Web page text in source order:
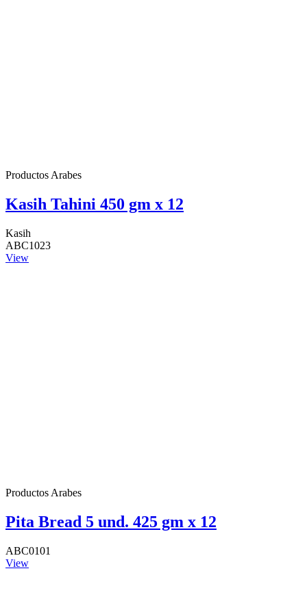
Productos Arabes
Kasih Tahini 450 gm x 12
Kasih
ABC1023
View
Productos Arabes
Pita Bread 5 und. 425 gm x 12
ABC0101
View